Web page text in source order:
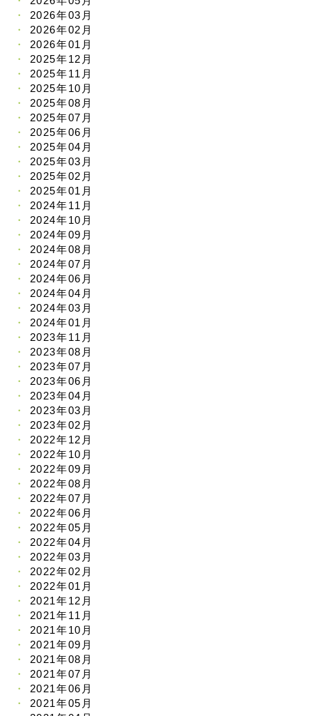
2026年03月
2026年02月
2026年01月
2025年12月
2025年11月
2025年10月
2025年08月
2025年07月
2025年06月
2025年04月
2025年03月
2025年02月
2025年01月
2024年11月
2024年10月
2024年09月
2024年08月
2024年07月
2024年06月
2024年04月
2024年03月
2024年01月
2023年11月
2023年08月
2023年07月
2023年06月
2023年04月
2023年03月
2023年02月
2022年12月
2022年10月
2022年09月
2022年08月
2022年07月
2022年06月
2022年05月
2022年04月
2022年03月
2022年02月
2022年01月
2021年12月
2021年11月
2021年10月
2021年09月
2021年08月
2021年07月
2021年06月
2021年05月